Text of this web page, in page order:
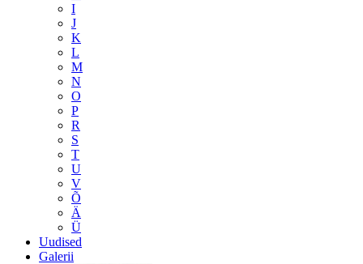
I
J
K
L
M
N
O
P
R
S
T
U
V
Õ
Ä
Ü
Uudised
Galerii